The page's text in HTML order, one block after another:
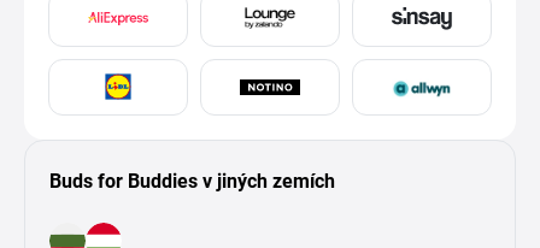
Buds for Buddies v jiných zemích